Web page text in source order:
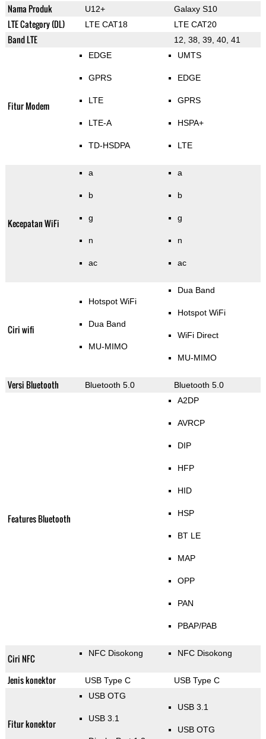
Nama Produk U12+ Galaxy S10
LTE Category (DL) LTE CAT18 LTE CAT20
Band LTE 12, 38, 39, 40, 41
Fitur Modem
EDGE
GPRS
LTE
LTE-A
TD-HSDPA
UMTS
EDGE
GPRS
HSPA+
LTE
Kecepatan WiFi
a
b
g
n
ac
a
b
g
n
ac
Ciri wifi
Hotspot WiFi
Dua Band
MU-MIMO
Dua Band
Hotspot WiFi
WiFi Direct
MU-MIMO
Versi Bluetooth Bluetooth 5.0 Bluetooth 5.0
Features Bluetooth
A2DP
AVRCP
DIP
HFP
HID
HSP
BT LE
MAP
OPP
PAN
PBAP/PAB
Ciri NFC NFC Disokong NFC Disokong
Jenis konektor USB Type C USB Type C
Fitur konektor
USB OTG
USB 3.1
USB 3.1
USB OTG